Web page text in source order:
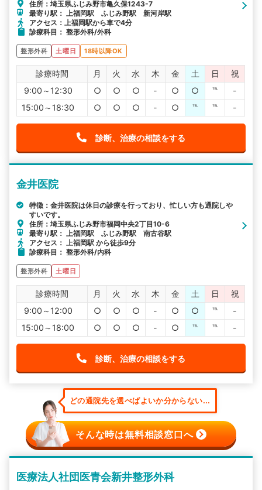
住所：埼玉県ふじみ野市亀久保1243-7
最寄り駅： 上福岡駅 ふじみ野駅 新河岸駅
アクセス：上福岡駅から車で4分
診療科目： 整形外科/外科
整形外科 土曜日 18時以降OK
診療時間 月 火 水 木 金 土 日
祝
9:00～12:30
○ ○ ○ - ○ ○ ℡
-
15:00～18:30
○ ○ ○ - ○ ℡ ℡ -
診断、治療の相談をする
金井医院
特徴：金井医院は休日の診療を行っており、忙しい方も通院しや
すいです。
住所：埼玉県ふじみ野市福岡中央2丁目10-6
最寄り駅： 上福岡駅 ふじみ野駅 南古谷駅
アクセス： 上福岡駅 から徒歩9分
診療科目： 整形外科/内科
整形外科 土曜日
診療時間 月 火 水 木 金 土 日
祝
9:00～12:00
○ ○ ○ - ○ ○ ℡
-
15:00～18:00
○ ○ ○ - ○ ℡ ℡ -
診断、治療の相談をする
どの通院先を選べばよいか分からない...
そんな時は無料相談窓口へ
医療法人社団医青会新井整形外科